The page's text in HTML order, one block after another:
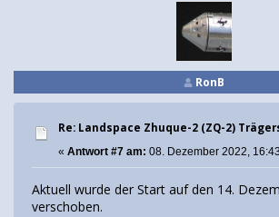
RonB
Re: Landspace Zhuque-2 (ZQ-2)
« Antwort #7 am: 08. Dezember 2022,
Aktuell wurde der Start auf den 14.
verschoben.